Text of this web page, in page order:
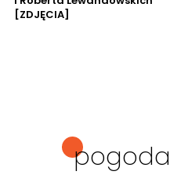
[ZDJĘCIA]
pogoda